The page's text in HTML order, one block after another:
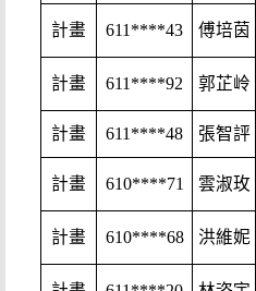
計畫 611****43 傅培茵
計畫 611****92 郭芷岭
計畫
611****48 張智評
計畫 610****71 雲淑玫
計畫 610****68 洪維妮